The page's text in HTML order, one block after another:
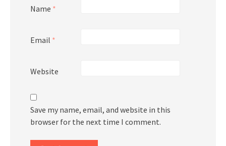
Name *
Email *
Website
Save my name, email, and website in this
browser for the next time I comment.